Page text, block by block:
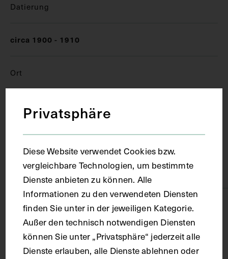
Datierung
circa 1900 - 1910
Ort
Material
Papier
Technik
Heliogravüre
Privatsphäre
Diese Website verwendet Cookies bzw.
vergleichbare Technologien, um bestimmte
Dienste anbieten zu können. Alle
Informationen zu den verwendeten Diensten
finden Sie unter in der jeweiligen Kategorie.
Außer den technisch notwendigen Diensten
können Sie unter „Privatsphäre“ jederzeit alle
Dienste erlauben, alle Dienste ablehnen oder